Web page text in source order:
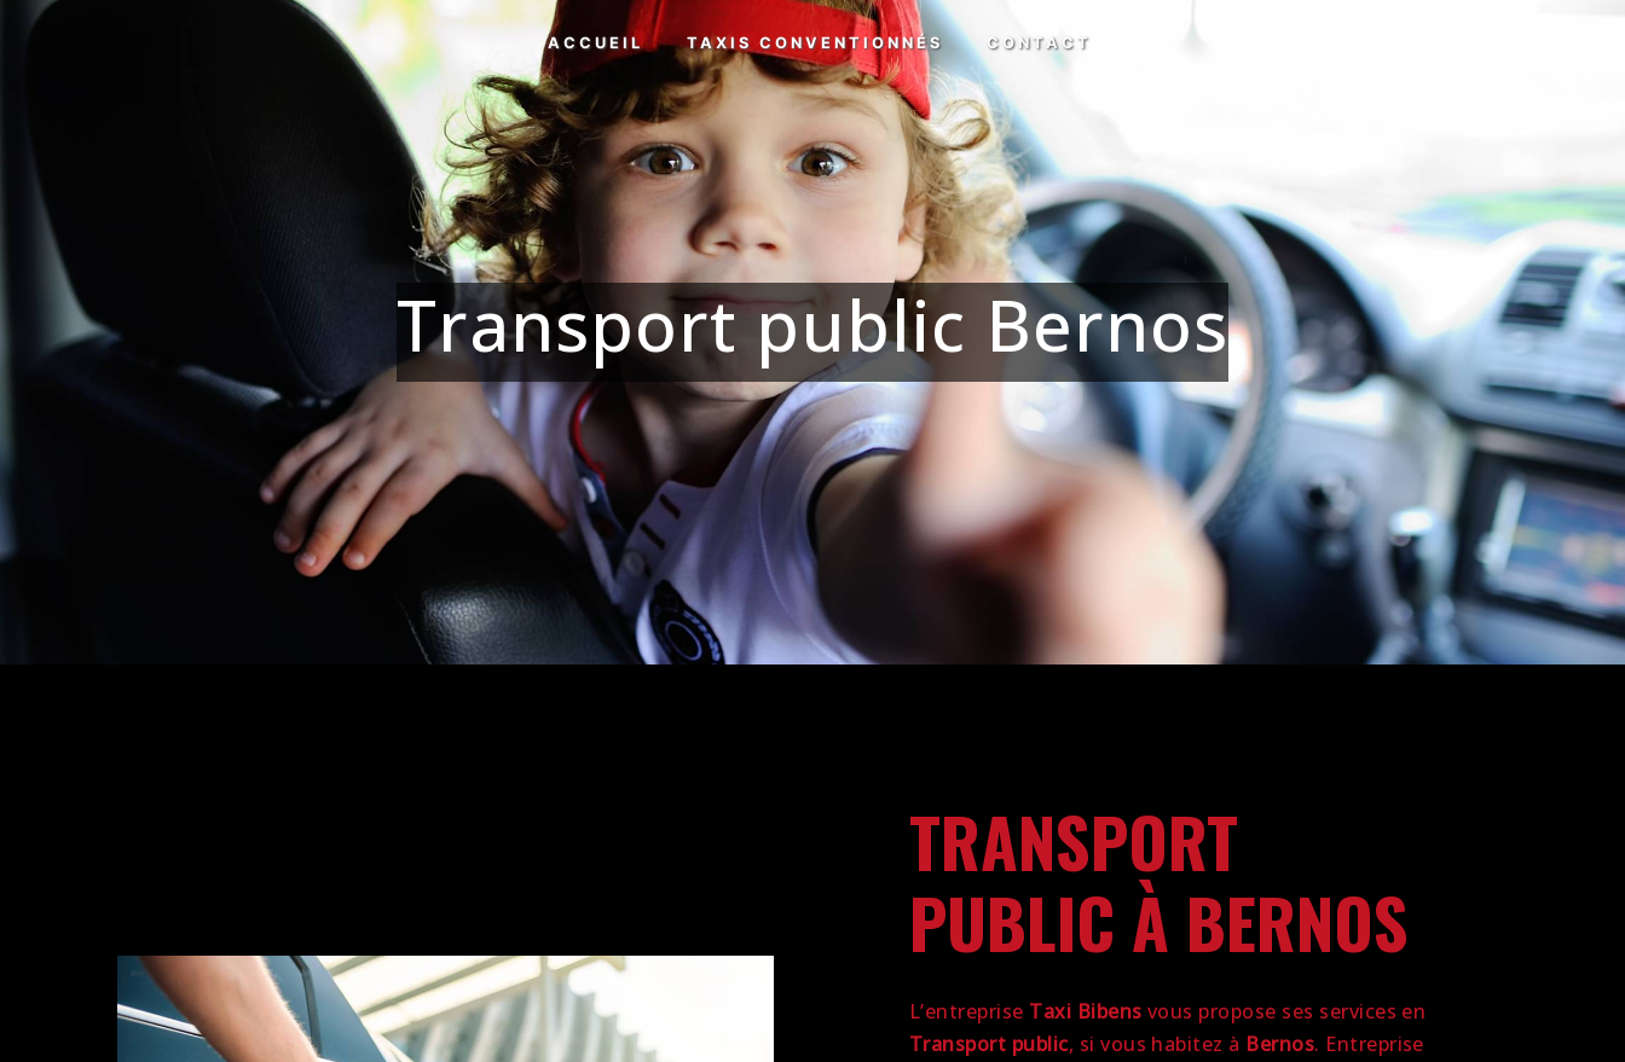
Panneau de gestion des cookies
ACCUEIL TAXIS CONVENTIONNÉS CONTACT
Transport public Bernos
TRANSPORT
PUBLIC À BERNOS
L’entreprise Taxi Bibens vous propose ses services en
Transport public, si vous habitez à Bernos. Entreprise